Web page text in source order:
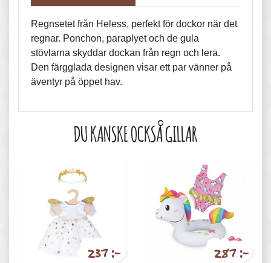
Regnsetet från Heless, perfekt för dockor när det
regnar. Ponchon, paraplyet och de gula
stövlarna skyddar dockan från regn och lera.
Den färgglada designen visar ett par vänner på
äventyr på öppet hav.
DU KANSKE OCKSÅ GILLAR
237 :- 287 :-